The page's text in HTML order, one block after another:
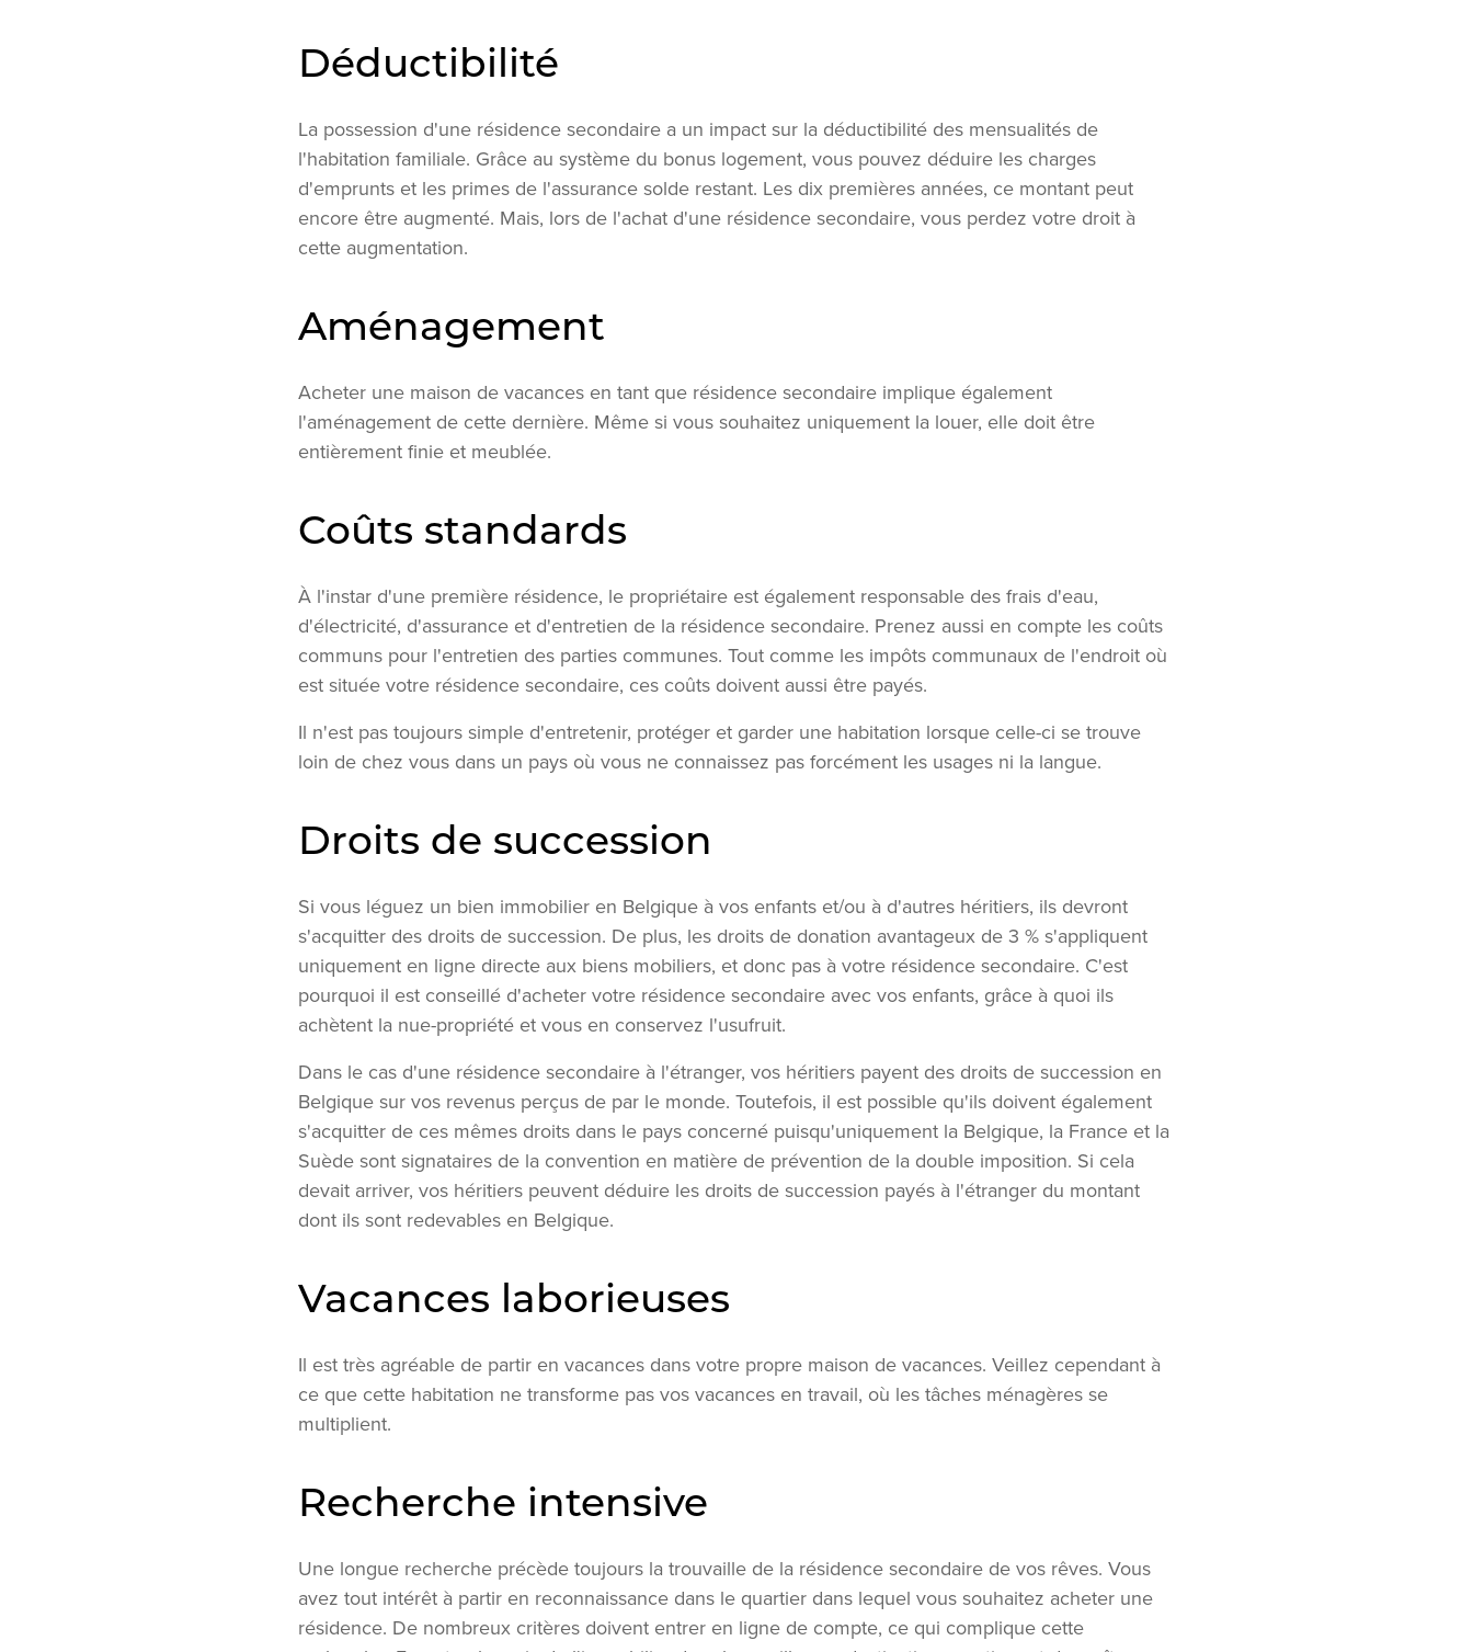
Déductibilité
La possession d'une résidence secondaire a un impact sur la déductibilité des mensualités de
l'habitation familiale. Grâce au système du bonus logement, vous pouvez déduire les charges
d'emprunts et les primes de l'assurance solde restant. Les dix premières années, ce montant peut
encore être augmenté. Mais, lors de l'achat d'une résidence secondaire, vous perdez votre droit à
cette augmentation.
Aménagement
Acheter une maison de vacances en tant que résidence secondaire implique également
l'aménagement de cette dernière. Même si vous souhaitez uniquement la louer, elle doit être
entièrement finie et meublée.
Coûts standards
À l'instar d'une première résidence, le propriétaire est également responsable des frais d'eau,
d'électricité, d'assurance et d'entretien de la résidence secondaire. Prenez aussi en compte les coûts
communs pour l'entretien des parties communes. Tout comme les impôts communaux de l'endroit où
est située votre résidence secondaire, ces coûts doivent aussi être payés.
Il n'est pas toujours simple d'entretenir, protéger et garder une habitation lorsque celle-ci se trouve
loin de chez vous dans un pays où vous ne connaissez pas forcément les usages ni la langue.
Droits de succession
Si vous léguez un bien immobilier en Belgique à vos enfants et/ou à d'autres héritiers, ils devront
s'acquitter des droits de succession. De plus, les droits de donation avantageux de 3 % s'appliquent
uniquement en ligne directe aux biens mobiliers, et donc pas à votre résidence secondaire. C'est
pourquoi il est conseillé d'acheter votre résidence secondaire avec vos enfants, grâce à quoi ils
achètent la nue-propriété et vous en conservez l'usufruit.
Dans le cas d'une résidence secondaire à l'étranger, vos héritiers payent des droits de succession en
Belgique sur vos revenus perçus de par le monde. Toutefois, il est possible qu'ils doivent également
s'acquitter de ces mêmes droits dans le pays concerné puisqu'uniquement la Belgique, la France et la
Suède sont signataires de la convention en matière de prévention de la double imposition. Si cela
devait arriver, vos héritiers peuvent déduire les droits de succession payés à l'étranger du montant
dont ils sont redevables en Belgique.
Vacances laborieuses
Il est très agréable de partir en vacances dans votre propre maison de vacances. Veillez cependant à
ce que cette habitation ne transforme pas vos vacances en travail, où les tâches ménagères se
multiplient.
Recherche intensive
Une longue recherche précède toujours la trouvaille de la résidence secondaire de vos rêves. Vous
avez tout intérêt à partir en reconnaissance dans le quartier dans lequel vous souhaitez acheter une
résidence. De nombreux critères doivent entrer en ligne de compte, ce qui complique cette